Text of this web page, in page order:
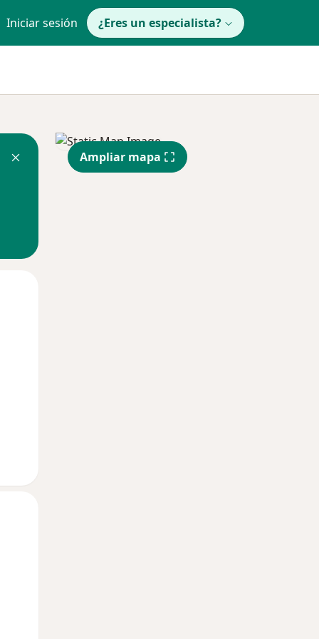
Iniciar sesión ¿Eres un especialista?
Ampliar mapa